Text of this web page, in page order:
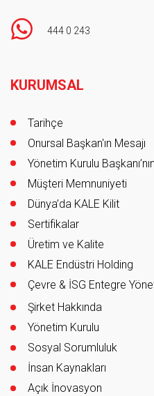
444 0 243
KURUMSAL
Tarihçe
Onursal Başkan'ın Mesajı
Yönetim Kurulu
Müşteri Memnuniyeti
Dünya’da KALE Kilit
Sertifikalar
Üretim ve Kalite
KALE Endüstri Holding
Çevre & İSG Entegre
Şirket Hakkında
Yönetim Kurulu
Sosyal Sorumluluk
İnsan Kaynakları
Açık İnovasyon